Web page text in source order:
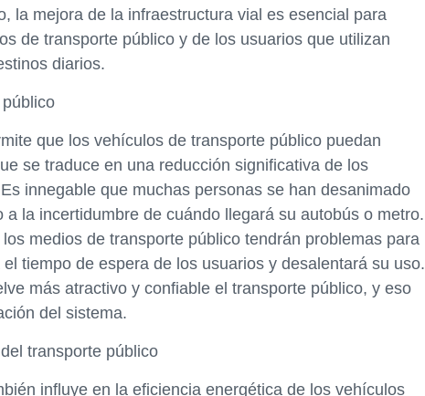
la mejora de la infraestructura vial es esencial para
de transporte público y de los usuarios que utilizan
diarios.
que los vehículos de transporte público puedan
se traduce en una reducción significativa de los
innegable que muchas personas se han desanimado
la incertidumbre de cuándo llegará su autobús o metro.
medios de transporte público tendrán problemas para
tiempo de espera de los usuarios y desalentará su uso.
más atractivo y confiable el transporte público, y eso
del sistema.
transporte público
influye en la eficiencia energética de los vehículos